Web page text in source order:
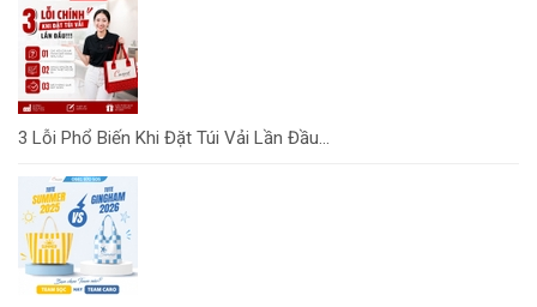
3 Lỗi Phổ Biến Khi Đặt Túi Vải Lần Đầu...